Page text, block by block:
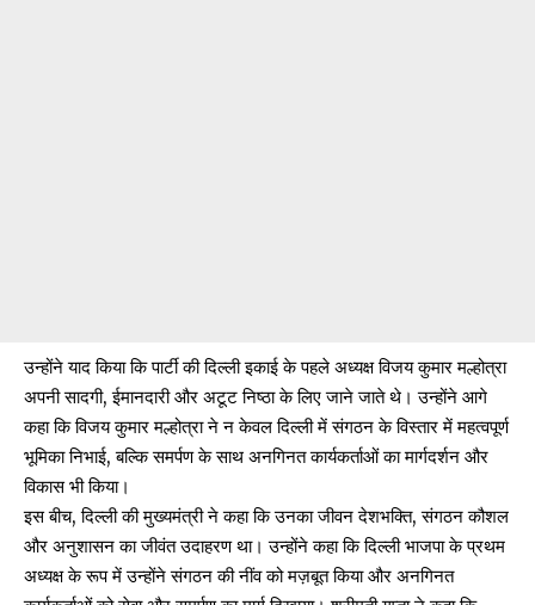
उन्होंने याद किया कि पार्टी की दिल्ली इकाई के पहले अध्यक्ष विजय कुमार मल्होत्रा ​​
अपनी सादगी, ईमानदारी और अटूट निष्ठा के लिए जाने जाते थे। उन्होंने आगे
कहा कि विजय कुमार मल्होत्रा ​​ने न केवल दिल्ली में संगठन के विस्तार में महत्वपूर्ण
भूमिका निभाई, बल्कि समर्पण के साथ अनगिनत कार्यकर्ताओं का मार्गदर्शन और
विकास भी किया।
इस बीच, दिल्ली की मुख्यमंत्री ने कहा कि उनका जीवन देशभक्ति, संगठन कौशल
और अनुशासन का जीवंत उदाहरण था। उन्होंने कहा कि दिल्ली भाजपा के प्रथम
अध्यक्ष के रूप में उन्होंने संगठन की नींव को मज़बूत किया और अनगिनत